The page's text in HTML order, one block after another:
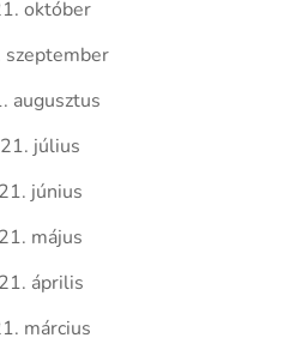
október
augusztus
július
június
május
április
március